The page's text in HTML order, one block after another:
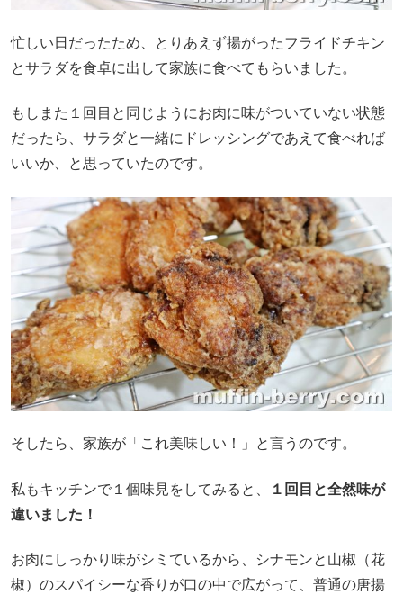
忙しい日だったため、とりあえず揚がったフライドチキン
とサラダを食卓に出して家族に食べてもらいました。
もしまた１回目と同じようにお肉に味がついていない状態
だったら、サラダと一緒にドレッシングであえて食べれば
いいか、と思っていたのです。
そしたら、家族が「これ美味しい！」と言うのです。
私もキッチンで１個味見をしてみると、
１回目と全然味が
違いました！
お肉にしっかり味がシミているから、シナモンと山椒（花
椒）のスパイシーな香りが口の中で広がって、普通の唐揚